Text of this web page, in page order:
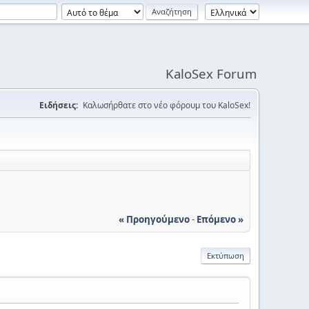
KaloSex Forum
Ειδήσεις: Καλωσήρθατε στο νέο φόρουμ του KaloSex!
« Προηγούμενο- Επόμενο »
Εκτύπωση